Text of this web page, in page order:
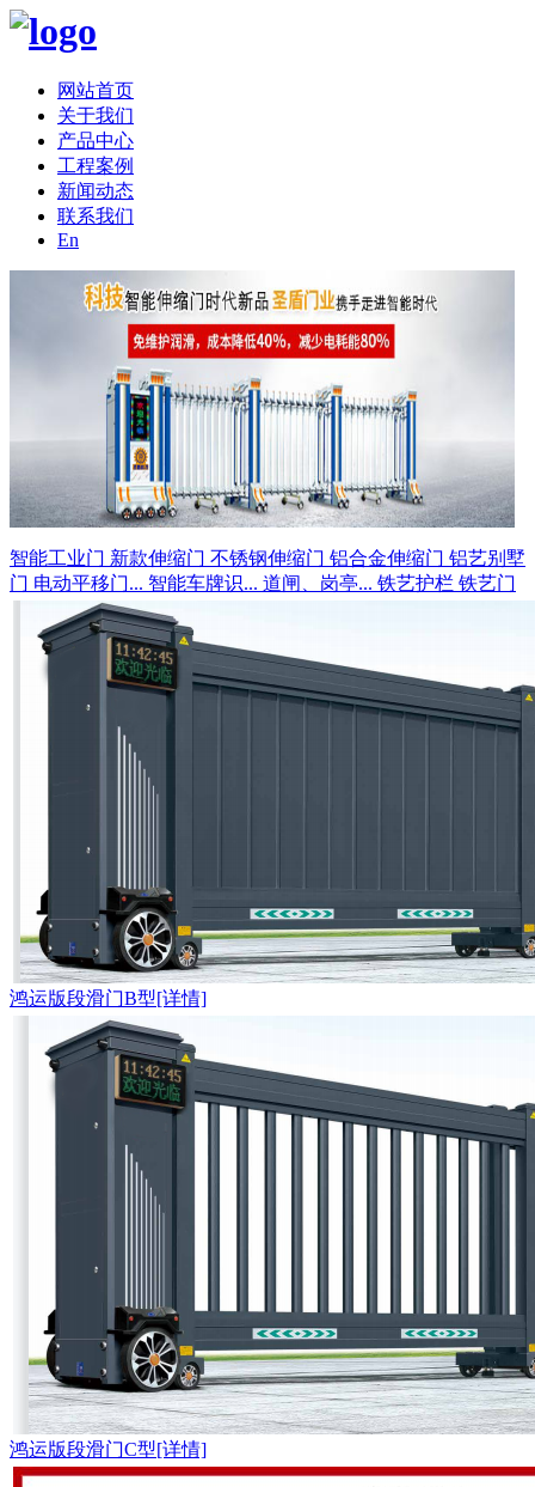
网站首页
关于我们
产品中心
工程案例
新闻动态
联系我们
En
智能工业门 新款伸缩门 不锈钢伸缩门 铝合金伸缩门 铝艺别墅
门 电动平移门... 智能车牌识... 道闸、岗亭... 铁艺护栏 铁艺门
鸿运版段滑门B型[详情]
鸿运版段滑门C型[详情]